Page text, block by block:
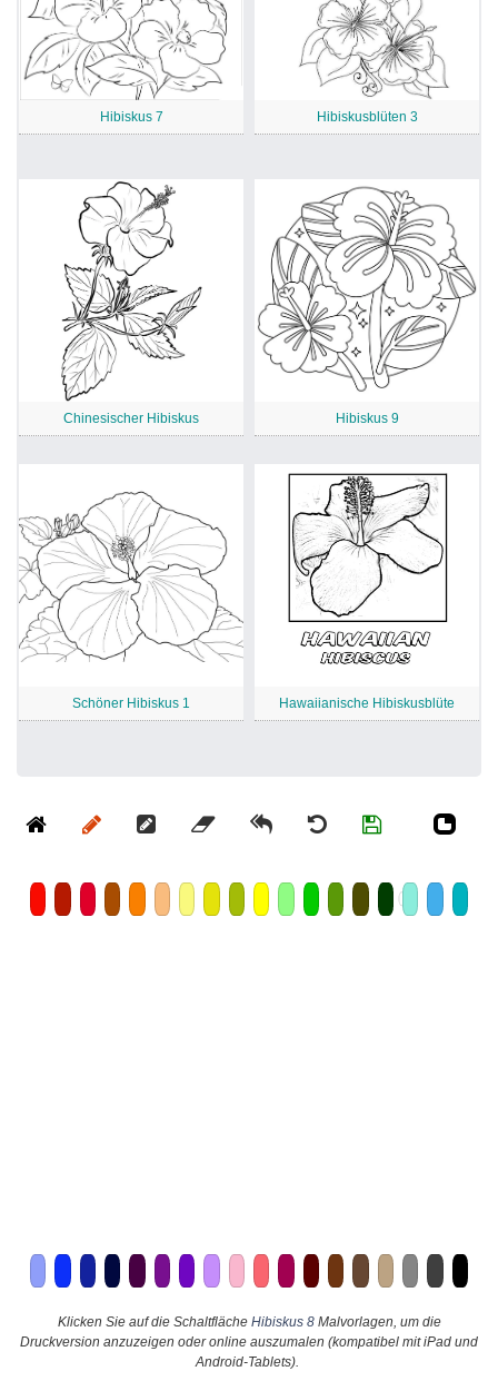
Hibiskus 7 Hibiskusblüten 3
Chinesischer Hibiskus Hibiskus 9
Schöner Hibiskus 1 Hawaiianische Hibiskusblüte
Klicken Sie auf die Schaltfläche Hibiskus 8Malvorlagen, um die
Druckversion anzuzeigen oder online auszumalen (kompatibel mit iPad und
Android-Tablets).